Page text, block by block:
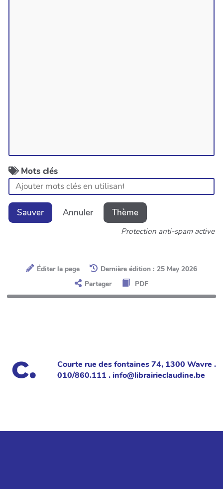
Mots clés
Sauver Annuler Thème
Protection anti-spam active
Éditer la page
Dernière édition : 25 May 2026
Partager
PDF
Courte rue des fontaines 74, 1300 Wavre .
010/860.111 . info@librairieclaudine.be